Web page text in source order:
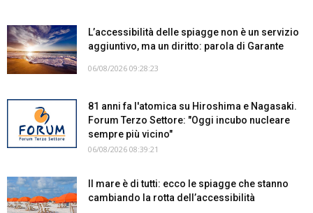
L’accessibilità delle spiagge non è un servizio
aggiuntivo, ma un diritto: parola di Garante
06/08/2026 09:28:23
81 anni fa l'atomica su Hiroshima e Nagasaki.
Forum Terzo Settore: "Oggi incubo nucleare
sempre più vicino"
06/08/2026 08:39:21
Il mare è di tutti: ecco le spiagge che stanno
cambiando la rotta dell’accessibilità